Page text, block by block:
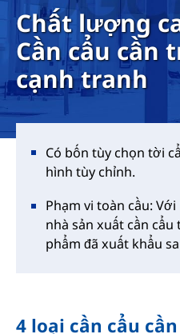
Chất lượng
Cần cẩu cần
cạnh tranh
Có bốn tùy chọn tời
hình tùy chỉnh.
Phạm vi toàn cầu:
nhà sản xuất cần cẩu
phẩm đã xuất khẩu
4 loại cần cẩu